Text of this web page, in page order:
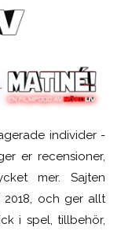
individer -
er recensioner,
mer. Sajten
och ger allt
i spel, tillbehör,